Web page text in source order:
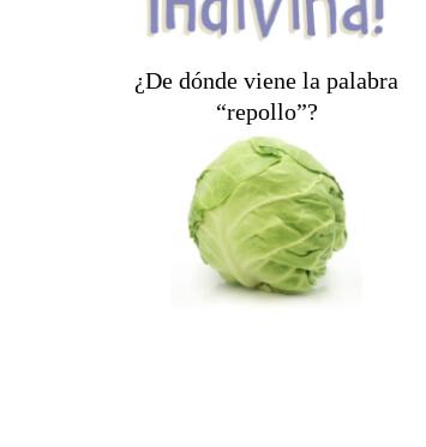
¿De dónde viene la palabra
“repollo”?
La palabra latina para
caput y la palabra francesa
caboche, que significan
'cabeza'.